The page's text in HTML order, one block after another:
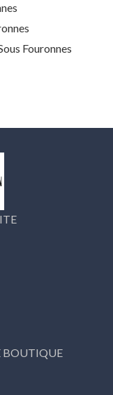
Fouronnes
BOUTIQUE